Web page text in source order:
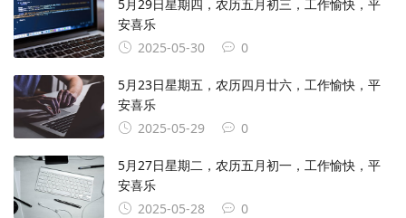
5月29日星期四，农历五月初三，工作愉快，平
安喜乐
2025-05-30
0
5月23日星期五，农历四月廿六，工作愉快，平
安喜乐
2025-05-29
0
5月27日星期二，农历五月初一，工作愉快，平
安喜乐
2025-05-28
0